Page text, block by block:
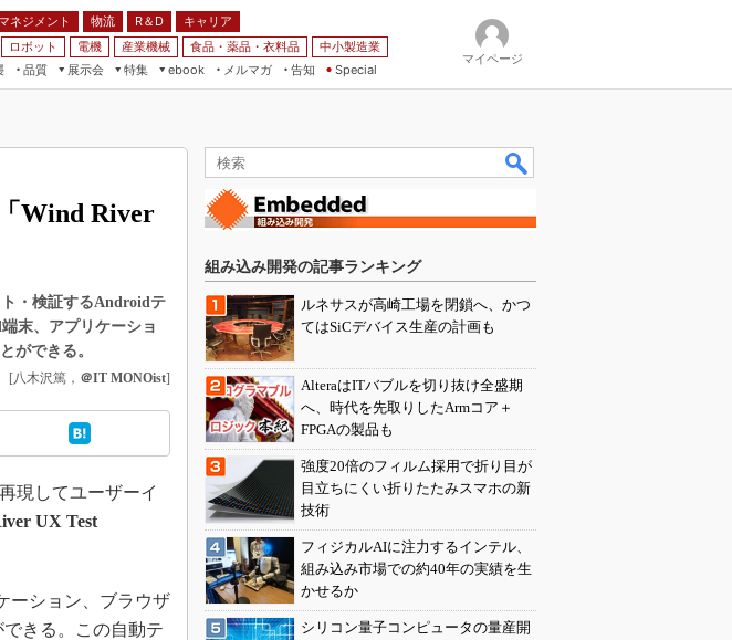
ネジメント 物流 R＆D
キャリア
ロボット 電機 産業機械 食品・薬品・衣料品
中小製造業
品質
展示会
特集
ebook
メルマガ
告知 Special
マイページ
Wind River
・検証するAndroidテ
末、アプリケーショ
ができる。
[八木沢篤， ＠IT MONOist]
現してユーザーイ
UX Test
ーション、ブラウザ
きる。この自動テ
組み込み開発の記事ランキング
ルネサスが高崎工場を閉鎖へ、かつ
てはSiCデバイス生産の計画も
AlteraはITバブルを切り抜け全盛期
へ、時代を先取りしたArmコア＋
FPGAの製品も
強度20倍のフィルム採用で折り目が
目立ちにくい折りたたみスマホの新
技術
フィジカルAIに注力するインテル、
組み込み市場での約40年の実績を生
かせるか
シリコン量子コンピュータの量産開